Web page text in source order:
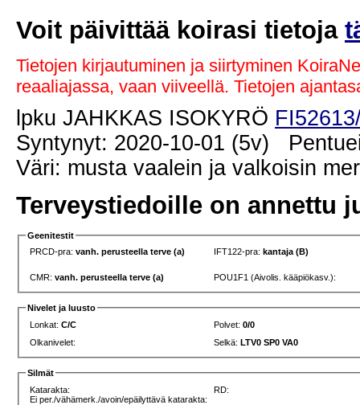
Voit päivittää koirasi tietoja
Tietojen kirjautuminen ja siirtyminen
reaaliajassa, vaan viiveellä. Tietojen
lpku JAHKKAS ISOKYRÖ
Syntynyt: 2020-10-01 (5v)
Väri: musta vaalein ja valkoisin
Terveystiedoille on annettu
Geenitestit
PRCD-pra:vanh. perusteella terve (a) IFT122-pra: kantaja (B)
CMR:vanh. perusteella terve (a) POU1F1 (Aivolis. kääpiökasv.):
Nivelet ja luusto
Lonkat:C/C Polvet:0/0
Olkanivelet:
Selkä:LTV0 SP0 VA0
Silmät
Katarakta:
Ei per./vähämerk./avoin/epäilyttävä katarakta:
RD: